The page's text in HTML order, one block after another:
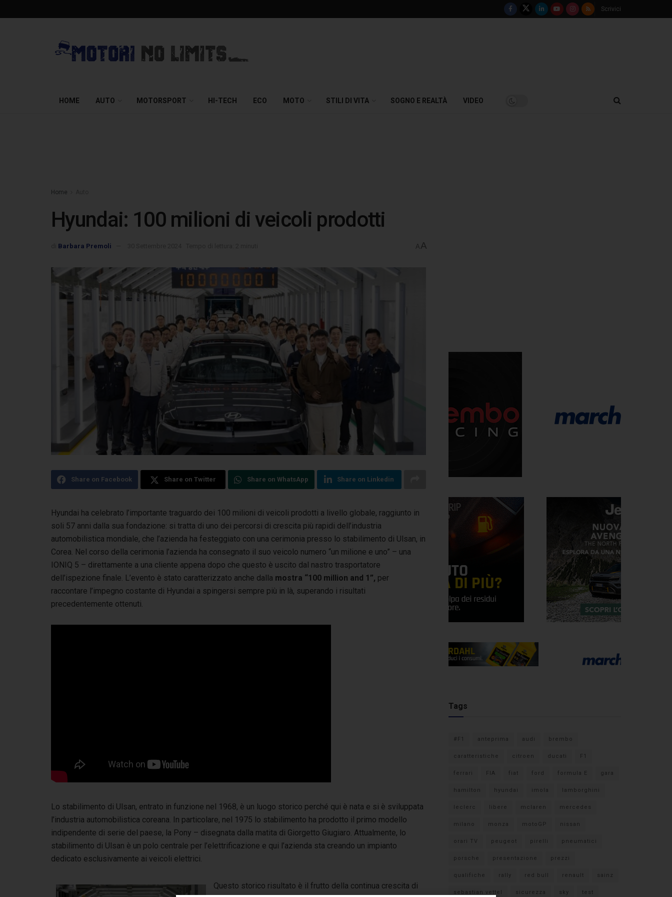
Scrivici
HOME AUTO MOTORSPORT HI-TECH ECO MOTO STILI DI VITA SOGNO E REALTÀ VIDEO
Home
Hyundai: 100 milioni di veicoli prodotti
Barbara Premoli A A
Share on Facebook Share on Twitter Share on WhatsApp Share on Linkedin
Hyundai ha celebrato l’importante traguardo dei 100 milioni di veicoli prodotti a livello globale, raggiunto in
soli 57 anni dalla sua fondazione: si tratta di uno dei percorsi di crescita più rapidi dell’industria
automobilistica mondiale, che l’azienda ha festeggiato con una cerimonia presso lo stabilimento di Ulsan, in
Corea. Nel corso della cerimonia l’azienda ha consegnato il suo veicolo numero “un milione e uno” – una
IONIQ 5 – direttamente a una cliente appena dopo che questo è uscito dal nastro trasportatore
dell’ispezione finale. L’evento è stato caratterizzato anche dalla mostra “100 million and 1”, per
raccontare l’impegno costante di Hyundai a spingersi sempre più in là, superando i risultati
precedentemente ottenuti.
Lo stabilimento di Ulsan, entrato in funzione nel 1968, è un luogo storico perché qui è nata e si è sviluppata
l’industria automobilistica coreana. In particolare, nel 1975 lo stabilimento ha prodotto il primo modello
indipendente di serie del paese, la Pony – disegnata dalla matita di Giorgetto Giugiaro. Attualmente, lo
stabilimento di Ulsan è un polo centrale per l’elettrificazione e qui l’azienda sta creando un impianto
dedicato esclusivamente ai veicoli elettrici.
Questo storico risultato è il frutto della continua crescita di
Tags
#F1 anteprima audi brembo
caratteristiche citroen ducati F1
ferrari FIA fiat ford formula E gara
hamilton hyundai imola lamborghini
leclerc libere mclaren mercedes
milano monza motoGP nissan
orari TV peugeot pirelli pneumatici
porsche presentazione prezzi
qualifiche rally red bull renault sainz
sebastian vettel sicurezza sky test